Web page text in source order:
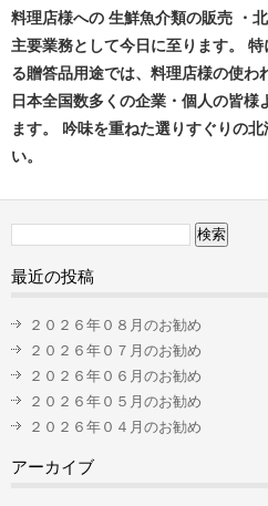
料理店様への 生鮮魚介類の販売 ・
主要業務として今日に至ります。
る贈答品用途では、料理店様の使わ
日本全国数多くの企業・個人の皆様
ます。 吟味を重ねた選りすぐりの
い。
最近の投稿
２０２６年０８月のお勧め
２０２６年０７月のお勧め
２０２６年０６月のお勧め
２０２６年０５月のお勧め
２０２６年０４月のお勧め
アーカイブ